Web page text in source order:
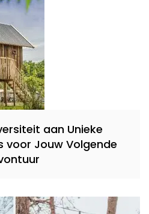
aan Unieke
Jouw Volgende